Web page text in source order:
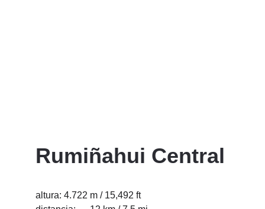
Rumiñahui Central
altura: 4.722 m / 15,492 ft